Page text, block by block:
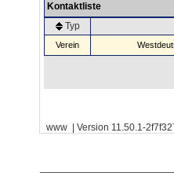
Kontaktliste
Typ
Verein
www | Version 11.50.1-